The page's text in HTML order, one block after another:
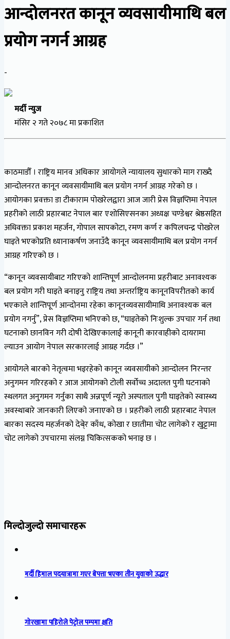
आन्दोलनरत कानून व्यवसायीमाथि बल
प्रयोग नगर्न आग्रह
-
मर्दी न्युज
मंसिर २ गते २०७८ मा प्रकाशित
काठमाडौँ । राष्ट्रिय मानव अधिकार आयोगले न्यायालय सुधारको माग राख्दै
आन्दोलनरत कानून व्यवसायीमाथि बल प्रयोग नगर्न आग्रह गरेको छ ।
आयोगका प्रवक्ता डा टीकाराम पोखरेलद्वारा आज जारी प्रेस विज्ञप्तिमा नेपाल
प्रहरीको लाठी प्रहारबाट नेपाल बार एशोसिएसनका अध्यक्ष चण्डेश्वर श्रेष्ठसहित
अधिवक्ता प्रकाश महर्जन, गोपाल सापकोटा, रमण कर्ण र कपिलचन्द्र पोखरेल
घाइते भएकोप्रति ध्यानाकर्षण जनाउँदै कानून व्यवसायीमाथि बल प्रयोग नगर्न
आग्रह गरिएको छ ।
“कानून व्यवसायीबाट गरिएको शान्तिपूर्ण आन्दोलनमा प्रहरीबाट अनावश्यक
बल प्रयोग गरी घाइते बनाइनु राष्ट्रिय तथा अन्तर्राष्ट्रिय कानूनविपरीतको कार्य
भएकाले शान्तिपूर्ण आन्दोनमा रहेका कानूनव्यवसायीमाथि अनावश्यक बल
प्रयोग नगर्नु”, प्रेस विज्ञप्तिमा भनिएको छ, “घाइतेको निःशुल्क उपचार गर्न तथा
घटनाको छानविन गरी दोषी देखिएकालाई कानूनी कारवाहीको दायरामा
ल्याउन आयोग नेपाल सरकारलाई आग्रह गर्दछ ।”
आयोगले बारको नेतृत्वमा भइरहेको कानून व्यवसायीको आन्दोलन निरन्तर
अनुगमन गरिरहको र आज आयोगको टोली सर्वोच्च अदालत पुगी घटनाको
स्थलगत अनुगमन गर्नुका साथै अन्नपूर्ण न्यूरो अस्पताल पुगी घाइतेको स्वास्थ्य
अवस्थाबारे जानकारी लिएको जनाएको छ । प्रहरीको लाठी प्रहारबाट नेपाल
बारका सदस्य महर्जनको देबे्र काँध, कोखा र छातीमा चोट लागेको र खुट्टामा
चोट लागेको उपचारमा संलग्न चिकित्सकको भनाइ छ ।
मिल्दोजुल्दो समाचारहरू
मर्दी हिमाल पदयात्रामा गएर बेपत्ता भएका तीन युवाको उद्धार
गोरखामा पहिरोले पेट्रोल पम्पमा क्षति